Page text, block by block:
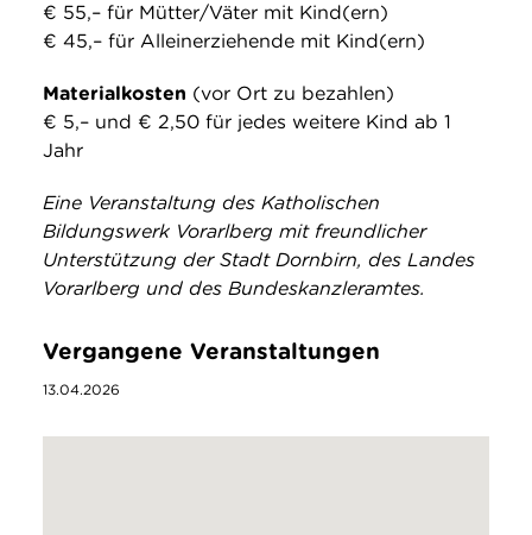
€ 55,– für Mütter/Väter mit Kind(ern)
€ 45,– für Alleinerziehende mit Kind(ern)
Materialkosten (vor Ort zu bezahlen)
€ 5,– und € 2,50 für jedes weitere Kind ab 1
Jahr
Eine Veranstaltung des Katholischen
Bildungswerk Vorarlberg mit freundlicher
Unterstützung der Stadt Dornbirn, des Landes
Vorarlberg und des Bundeskanzleramtes.
Vergangene Veranstaltungen
13.04.2026